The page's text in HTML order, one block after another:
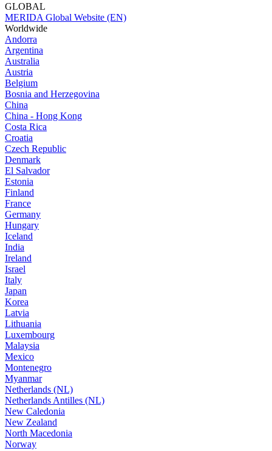
GLOBAL
MERIDA Global Website (EN)
Worldwide
Andorra
Argentina
Australia
Austria
Belgium
Bosnia and Herzegovina
China
China - Hong Kong
Costa Rica
Croatia
Czech Republic
Denmark
El Salvador
Estonia
Finland
France
Germany
Hungary
Iceland
India
Ireland
Israel
Italy
Japan
Korea
Latvia
Lithuania
Luxembourg
Malaysia
Mexico
Montenegro
Myanmar
Netherlands (NL)
Netherlands Antilles (NL)
New Caledonia
New Zealand
North Macedonia
Norway